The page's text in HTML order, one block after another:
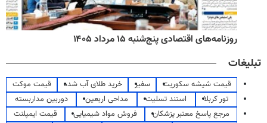
روزنامه‌های اقتصادی پنج‌شنبه ۱۵ مرداد ۱۴۰۵
تبلیغات
قیمت شیشه سکوریت سفیر خرید طلای آب شده
قیمت موکت
تور کربلا
استند تسلیت مداحی اربعین
دوربین مداربسته
مرجع پاسخ معتبر پزشکان
فروش مواد شیمیایی
قیمت ایمپلنت